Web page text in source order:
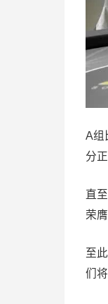
A组
分
直
荣
至
们